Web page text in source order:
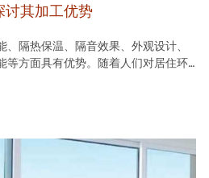
讨其加工优势
隔热保温、隔音效果、外观设计、
等方面具有优势。随着人们对居住环